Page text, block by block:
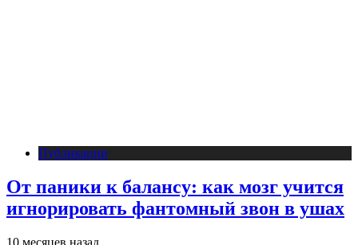
Публикации
От паники к балансу: как мозг учится
игнорировать фантомный звон в ушах
10 месяцев назад